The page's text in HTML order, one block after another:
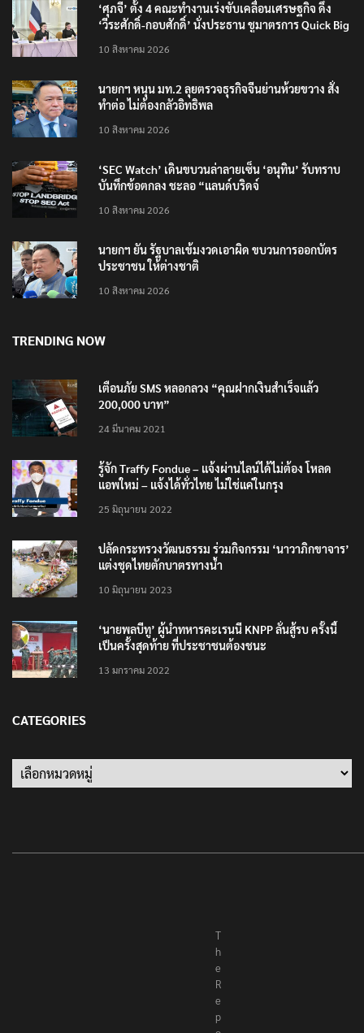
‘ศุภจี’ ตั้ง 4 คณะทำงานเร่งขับเคลื่อนเศรษฐกิจ ดึง
‘วีระศักดิ์-กอบศักดิ์’ นั่งประธาน ชูมาตรการ Quick Big
10 สิงหาคม 2026
นายกฯ หนุน มท.2 ลุยตรวจธุรกิจจีนย่านห้วยขวาง สั่ง
ทำต่อ ไม่ต้องกลัวอิทธิพล
10 สิงหาคม 2026
‘SEC Watch’ เดินขบวนล่าลายเซ็น ‘อนุทิน’ รับทราบ
บันทึกข้อตกลง ชะลอ “แลนด์บริดจ์
10 สิงหาคม 2026
นายกฯ ยัน รัฐบาลเข้มงวดเอาผิด ขบวนการออกบัตร
ประชาชน ให้ต่างชาติ
10 สิงหาคม 2026
TRENDING NOW
เตือนภัย SMS หลอกลวง “คุณฝากเงินสำเร็จแล้ว
200,000 บาท”
24 มีนาคม 2021
รู้จัก Traffy Fondue – แจ้งผ่านไลน์ได้ไม่ต้อง โหลด
แอพใหม่ – แจ้งได้ทั่วไทย ไม่ใช่แค่ในกรุง
25 มิถุนายน 2022
ปลัดกระทรวงวัฒนธรรม ร่วมกิจกรรม ‘นาวาภิกขาจาร’
แต่งชุดไทยตักบาตรทางน้ำ
10 มิถุนายน 2023
‘นายพลบีทู’ ผู้นำทหารคะเรนนี KNPP ลั่นสู้รบ ครั้งนี้
เป็นครั้งสุดท้าย ที่ประชาชนต้องชนะ
13 มกราคม 2022
CATEGORIES
Categories
T
h
e
R
e
p